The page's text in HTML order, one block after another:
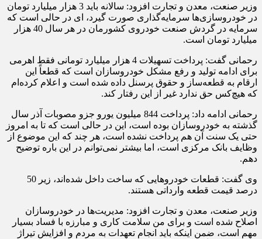
وزیر صنعت، معدن و تجارت افزود: سالانه باید 3 هزار میلیارد تومان
در خودروسازی‌ها سرمایه‌گذاری صورت گیرد، ای در حالی است که
سرمایه در گردش صنعت خودروی کشورمان در هر سال 40 هزار
میلیارد تومان است.
رحمانی گفت: پرداخت تسهیلات 4 هزار میلیارد تومانی فقط اهرمی
برای ادامه تولید و رفع مشکل خودروسازان است که قطعاً این
ارقام به قطعه‌ساز و حقوق پرسنل داده شده است و اعلام کرده‌ام
که هیچ‌کس حق ندارد غیر از این رفتار کند.
رحمانی ادامه داد: پرداخت 844 میلیون یورو جزو مصوبات آذر سال
گذشته به خودروسازان بوده است، این در حالی است که تا به امروز
حتی یک سنت آن هم پرداخت نشده است، هر چند که این موضوع از
وظایف بانک مرکزی است، اما بیشتر نمی‌توانم در این باره توضیح
دهم.
وی گفت: قطعات خودروهایی
که ساخت داخل شده‌اند، زیر 50
درصد قیمت قطعه وارداتی هستند.
وزیر صنعت، معدن و تجارت افزود: مدیریت‌ها در خودروسازان
اصلاح شده است و برای من سلامت کاری و مبارزه با فساد بسیار
مهم است، ضمن اینکه باید انجام تعهدات به مردم و افزایش تیراژ